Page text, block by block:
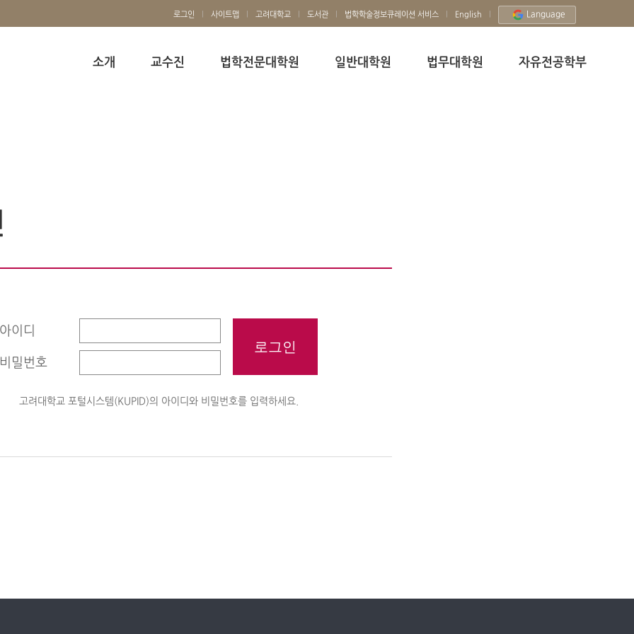
로그인 사이트맵 고려대학교 도서관 법학학술정보큐레이션 서비스 English Language
소개 교수진 법학전문대학원 일반대학원 법무대학원 자유전공학부
아이디
비밀번호
고려대학교 포털시스템(KUPID)의 아이디와 비밀번호를 입력하세요.